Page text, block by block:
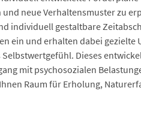
neue Verhaltensmuster zu
individuell gestaltbare
ein und erhalten dabei
Dieses
mit psychosozialen
Raum für Erholung,